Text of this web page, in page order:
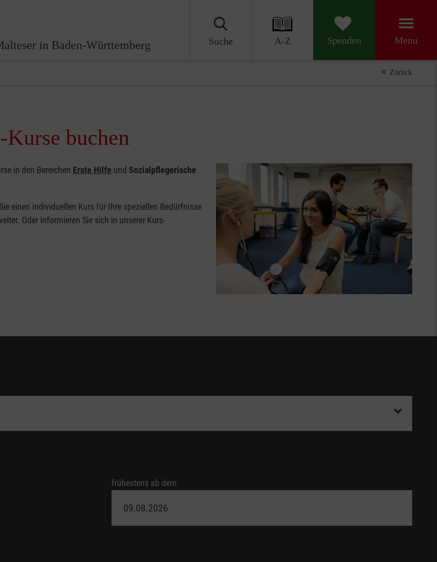
in Baden-Württemberg Suche A-Z Spenden Menu
Zurück
buchen
in den Bereichen Erste Hilfe und Sozialpflegerische
einen individuellen Kurs für Ihre speziellen Bedürfnisse
Oder informieren Sie sich in unserer Kurs-
frühestens ab dem